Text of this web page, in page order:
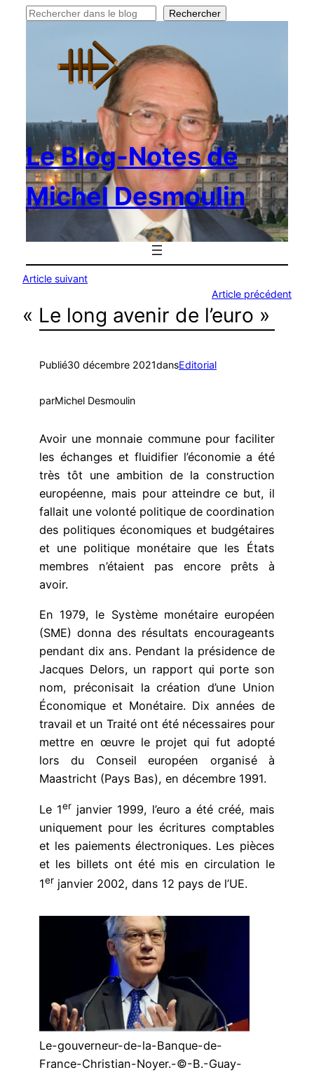
Rechercher Rechercher
Le Blog-Notes de
Michel Desmoulin
Article suivant
Article précédent
« Le long avenir de l’euro »
Publié30 décembre 2021dansEditorial
parMichel Desmoulin
Avoir une monnaie commune pour faciliter
les échanges et fluidifier l’économie a été
très tôt une ambition de la construction
européenne, mais pour atteindre ce but, il
fallait une volonté politique de coordination
des politiques économiques et budgétaires
et une politique monétaire que les États
membres n’étaient pas encore prêts à
avoir.
En 1979, le Système monétaire européen
(SME) donna des résultats encourageants
pendant dix ans. Pendant la présidence de
Jacques Delors, un rapport qui porte son
nom, préconisait la création d’une Union
Économique et Monétaire. Dix années de
travail et un Traité ont été nécessaires pour
mettre en œuvre le projet qui fut adopté
lors du Conseil européen organisé à
Maastricht (Pays Bas), en décembre 1991.
Le 1er janvier 1999, l’euro a été créé, mais
uniquement pour les écritures comptables
et les paiements électroniques. Les pièces
et les billets ont été mis en circulation le
1er janvier 2002, dans 12 pays de l’UE.
Le-gouverneur-de-la-Banque-de-
France-Christian-Noyer.-©-B.-Guay-